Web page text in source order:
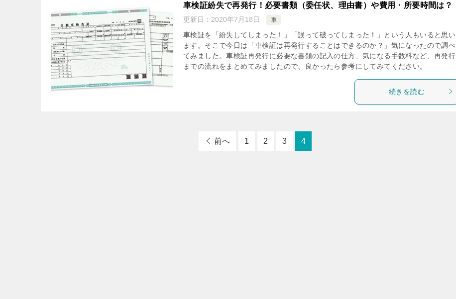
車検証紛失で再発行！必要書類（委任状、理由書）や費用・所要時間は？
更新日： 2020年7月18日 車
車検証を「紛失してしまった！」「誤って破ってしまった！」という人もいると思い
ます。そこで今日は「車検証は再発行することはできるのか？」気になったので調べ
てみました。車検証再発行に必要な書類の記入の仕方、気になる手数料など、再発行
までの流れをまとめてみましたので、良かったら参考にしてみてください。
続きを読む
前へ 1 2 3 4